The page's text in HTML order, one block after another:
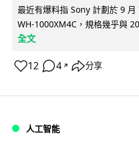
最近有爆料指 Sony 計劃於 9
WH-1000XM4C，規格幾乎與
全文
12 4 ↗ 分享
人工智能